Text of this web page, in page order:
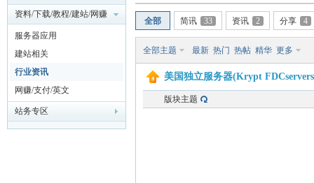
资料/下载/教程/建站/网赚
服务器应用
建站相关
行业资讯
网赚/支付/英文
站务专区
全部 简讯 33 资讯 2 分享 4
全部主题 最新 热门 热帖 精华 更多
美国独立服务器(Krypt
版块主题